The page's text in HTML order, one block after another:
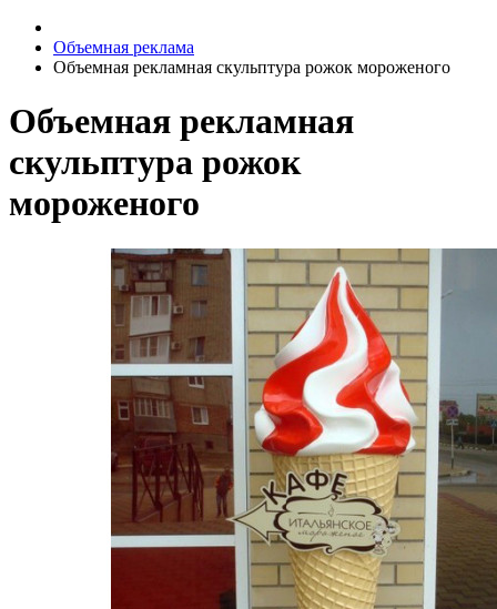
Объемная реклама
Объемная рекламная скульптура рожок мороженого
Объемная рекламная
скульптура рожок
мороженого